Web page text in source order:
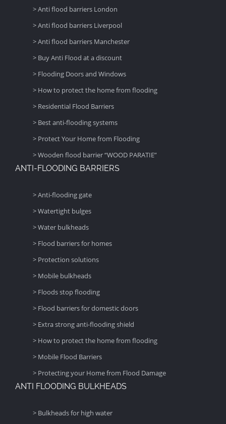
> Anti flood barriers London
> Anti flood barriers Liverpool
> Anti flood barriers Manchester
> Buy Anti Flood at a discount
> Flooding Doors and Windows
> How to protect the home from flooding
> Residential Flood Barriers
> Best anti-flooding systems
> Protect Your Home from Flooding
> Wooden flood barrier “WOOD PARATIE”
ANTI-FLOODING BARRIERS
> Anti-flooding gate
> Watertight bulges
> Water bulkheads
> Flood barriers for homes
> Protection solutions
> Mobile bulkheads
> Floods stop flooding
> Flood barriers for domestic doors
> Extra strong anti-flooding shield
> How to protect the home from flooding
> Mobile Flood Barriers
> Protecting your Home from Flood Damage
ANTI FLOODING BULKHEADS
> Bulkheads for high water